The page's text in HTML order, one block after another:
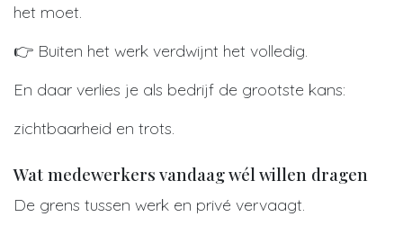
het moet.
👉 Buiten het werk verdwijnt het volledig.
En daar verlies je als bedrijf de grootste kans:
zichtbaarheid en trots.
Wat medewerkers vandaag wél willen dragen
De grens tussen werk en privé vervaagt.